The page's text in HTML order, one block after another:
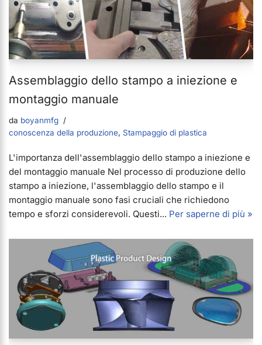
Assemblaggio dello stampo a iniezione e
montaggio manuale
da boyanmfg
conoscenza della produzione, Stampaggio di plastica
L'importanza dell'assemblaggio dello stampo a iniezione e
del montaggio manuale Nel processo di produzione dello
stampo a iniezione, l'assemblaggio dello stampo e il
montaggio manuale sono fasi cruciali che richiedono
tempo e sforzi considerevoli. Questi... Per saperne di più »